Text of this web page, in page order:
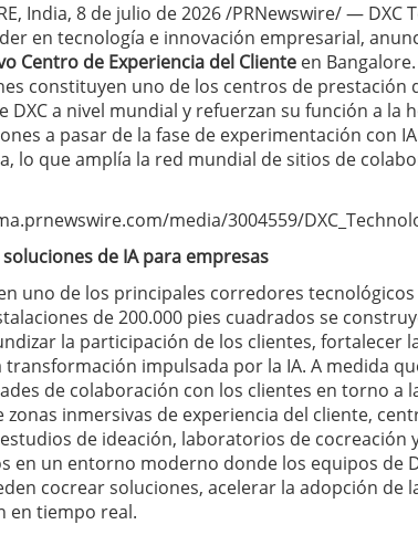
India, 8 de julio de 2026 /PRNewswire/ — DXC
en tecnología e innovación empresarial,
Centro de Experiencia del Cliente en
constituyen uno de los centros de prestación
DXC a nivel mundial y refuerzan su función a la
a pasar de la fase de experimentación con
lo que amplía la red mundial de sitios de
media/3004559/
de IA para empresas
uno de los principales corredores tecnológicos
de 200.000 pies cuadrados se
la participación de los clientes, fortalecer
transformación impulsada por la IA. A medida
de colaboración con los clientes en torno a
zonas inmersivas de experiencia del cliente,
de ideación, laboratorios de cocreación
en un entorno moderno donde los equipos de
cocrear soluciones, acelerar la adopción de
en tiempo real.